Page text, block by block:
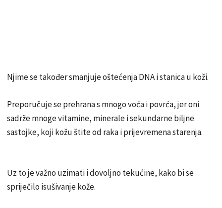
Njime se također smanjuje oštećenja DNA i stanica u koži.
Preporučuje se prehrana s mnogo voća i povrća, jer oni
sadrže mnoge vitamine, minerale i sekundarne biljne
sastojke, koji kožu štite od raka i prijevremena starenja.
Uz to je važno uzimati i dovoljno tekućine, kako bi se
spriječilo isušivanje kože.